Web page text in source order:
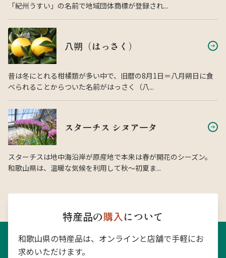
「紀州うすい」の名前で地域団体商標が登録され...
八朔（はっさく）
昔は冬にとれる柑橘類が多い中で、旧暦の8月1日＝八月朔日に食
べられることからついた名前がはっさく（八...
スターチス シヌアータ
スターチスは地中海沿岸が原産地で本来は春が開花のシーズン。
和歌山県は、温暖な気候を利用して秋〜初夏ま...
特産品の購入について
和歌山県の特産品は、オンラインと店舗で手軽にお
求めいただけます。